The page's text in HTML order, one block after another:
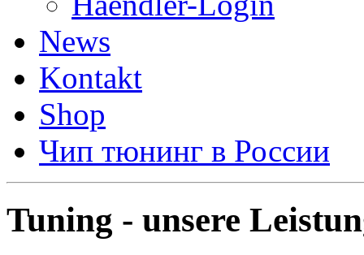
News
Kontakt
Shop
Чип тюнинг в России
Tuning - unsere